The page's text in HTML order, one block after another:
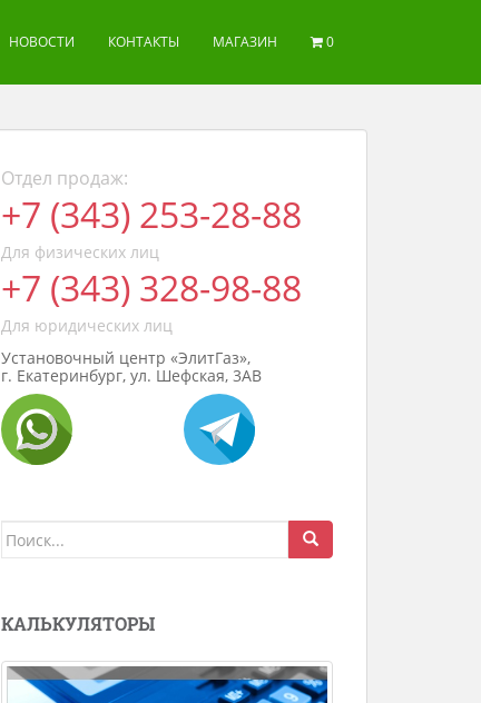
НОВОСТИ КОНТАКТЫ МАГАЗИН 0
Отдел продаж:
+7 (343) 253-28-88
Для физических лиц
+7 (343) 328-98-88
Для юридических лиц
Установочный центр «ЭлитГаз»,
г. Екатеринбург, ул. Шефская, 3АВ
Поиск
КАЛЬКУЛЯТОРЫ